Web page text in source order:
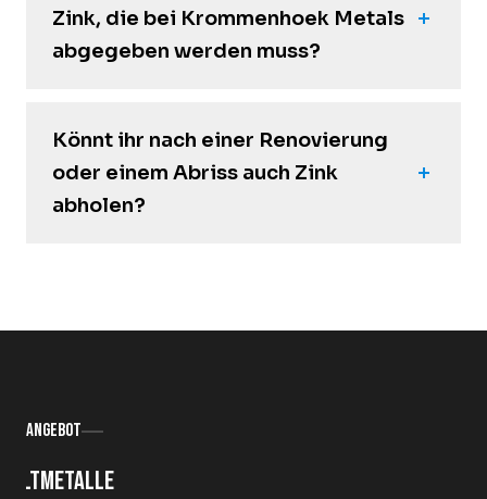
Zink, die bei Krommenhoek Metals
abgegeben werden muss?
Könnt ihr nach einer Renovierung
oder einem Abriss auch Zink
abholen?
Angebot
Altmetalle